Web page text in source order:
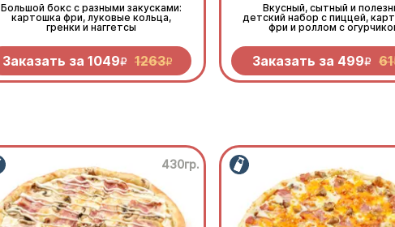
Большой бокс с разными закусками:
картошка фри, луковые кольца,
гренки и наггетсы
Заказать за 1049R 1263R
Вкусный, сытный и
детский набор с пиццей,
фри и роллом с
Заказать за 499R
430гр.